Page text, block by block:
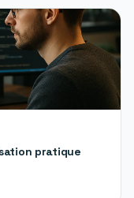
pratique